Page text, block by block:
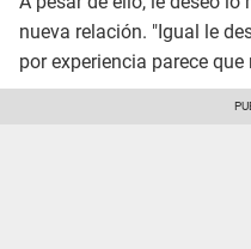
nueva relación. "Igual le
por experiencia parece que